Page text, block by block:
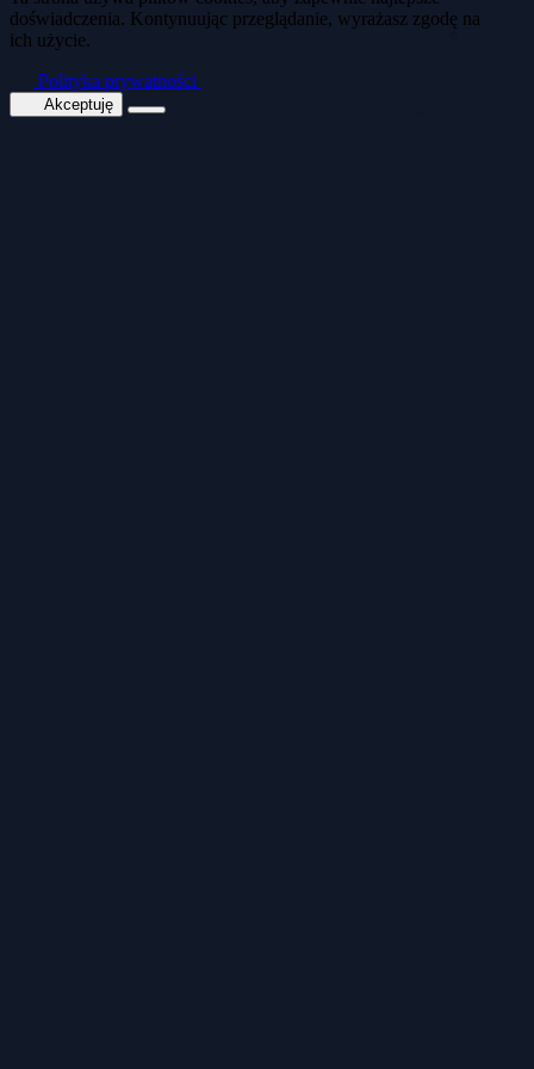
doświadczenia. Kontynuując przeglądanie, wyrażasz zgodę na
ich użycie.
Polityka prywatności
Akceptuję